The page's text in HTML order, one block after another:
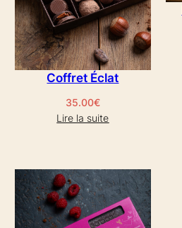
Coffret Éclat
35.00€
Lire la suite